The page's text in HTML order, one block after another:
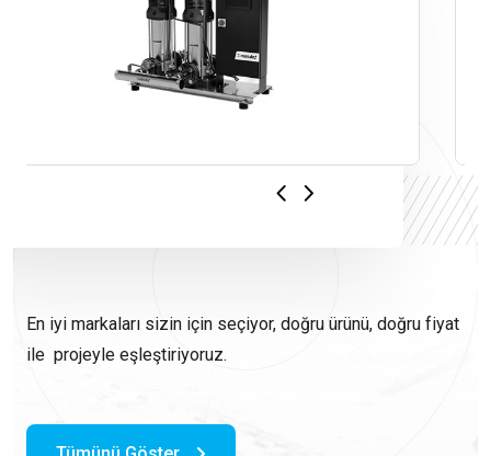
En iyi markaları sizin için seçiyor, doğru ürünü, doğru fiyat
ile projeyle eşleştiriyoruz.